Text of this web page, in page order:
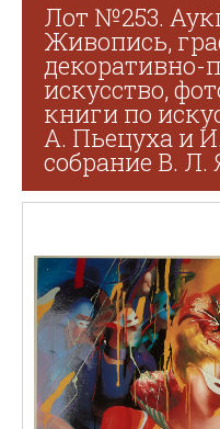
Лот №253.
Живопись,
декоративно-
искусство,
книги по
А. Пьецуха и
собрание В. Л.